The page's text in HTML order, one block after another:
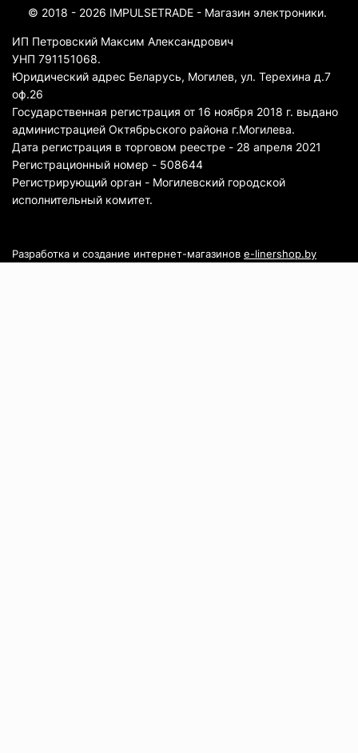
© 2018 - 2026 IMPULSETRADE - Магазин электроники.
ИП Петровский Максим Александрович
УНП 791151068.
Юридический адрес Беларусь, Могилев, ул. Терехина д.7
оф.26
Государственная регистрация от 16 ноября 2018 г. выдано
администрацией Октябрьского района г.Могилева.
Дата регистрация в торговом реестре - 28 апреля 2021
Регистрационный номер - 508644
Регистрирующий орган - Могилевский городской
исполнительный комитет.
Разработка и создание интернет-магазинов e-linershop.by